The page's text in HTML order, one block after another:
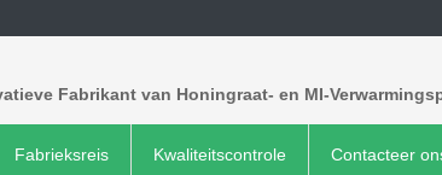
Fabrikant van Honingraat- en MI-
Fabrieksreis Kwaliteitscontrole Contacteer